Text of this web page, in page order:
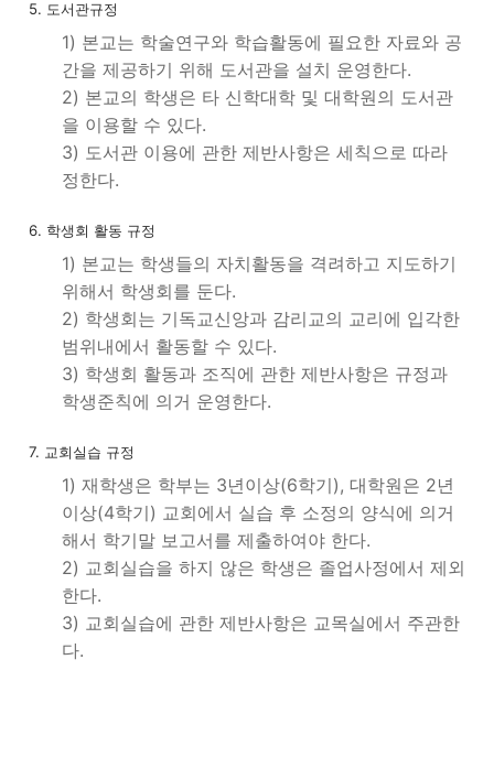
5. 도서관규정
1) 본교는 학술연구와 학습활동에 필요한 자료와 공
간을 제공하기 위해 도서관을 설치 운영한다.
2) 본교의 학생은 타 신학대학 및 대학원의 도서관
을 이용할 수 있다.
3) 도서관 이용에 관한 제반사항은 세칙으로 따라
정한다.
6. 학생회 활동 규정
1) 본교는 학생들의 자치활동을 격려하고 지도하기
위해서 학생회를 둔다.
2) 학생회는 기독교신앙과 감리교의 교리에 입각한
범위내에서 활동할 수 있다.
3) 학생회 활동과 조직에 관한 제반사항은 규정과
학생준칙에 의거 운영한다.
7. 교회실습 규정
1) 재학생은 학부는 3년이상(6학기), 대학원은 2년
이상(4학기) 교회에서 실습 후 소정의 양식에 의거
해서 학기말 보고서를 제출하여야 한다.
2) 교회실습을 하지 않은 학생은 졸업사정에서 제외
한다.
3) 교회실습에 관한 제반사항은 교목실에서 주관한
다.